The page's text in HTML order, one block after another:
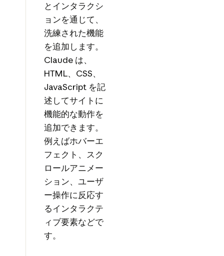
とインタラクシ
ョンを通じて、
洗練された機能
を追加します。
Claude は、
HTML、CSS、
JavaScript を記
述してサイトに
機能的な動作を
追加できます。
例えばホバーエ
フェクト、スク
ロールアニメー
ション、ユーザ
ー操作に反応す
るインタラクテ
ィブ要素などで
す。